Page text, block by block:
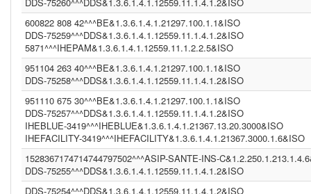
CPAGE (1.2.250.1.211.10.200.2)
NIST2010-3 (2.16.840.1.113883.3.72.5.9.3)
(2.16.840.1.113883.4.1)
DDS (1.3.6.1.4.1.12559.11.1.4.1.2)
CGOT (1.2.40.0.10.1.6.1.1.1.001.1.1.3.1)
CGEU (1.3.6.1.4.1.21367.2011.2.5.5597)
COR (1.3.6.1.4.1.21367.13.20.242)
IPK2 (1.3.6.1.4.1.21367.2005.13.20.2000)
1.3.6.1.4.1.21367.2011.2.5.5394 (1.3.6.1.4.1.21367.2011.2.5.5659)
COROLAR (1.3.6.1.4.1.21367.13.20.242)
(2.16.840.1.113883.13.230)
DDS (1.3.6.1.4.1.12559.11.1.4.1.2)
DDS (1.3.6.1.4.1.12559.11.1.4.2.4)
IHEBLUE2 (1.3.6.1.4.1.21367.13.20.3001)
SER (1.3.6.1.4.1.21367.2011.2.5.5563)
INFNITTG (1.3.6.1.4.1.21367.2005.13.20.3000)
600822 808 42^^^BE&1.3.6.1.4.1.21297.100.1.1&ISO
DDS-75259^^^DDS&1.3.6.1.4.1.12559.11.1.4.1.2&ISO
5871^^^IHEPAM&1.3.6.1.4.1.12559.11.1.2.2.5&ISO
951104 263 40^^^BE&1.3.6.1.4.1.21297.100.1.1&ISO
DDS-75258^^^DDS&1.3.6.1.4.1.12559.11.1.4.1.2&ISO
951110 675 30^^^BE&1.3.6.1.4.1.21297.100.1.1&ISO
DDS-75257^^^DDS&1.3.6.1.4.1.12559.11.1.4.1.2&ISO
IHEBLUE-3419^^^IHEBLUE&1.3.6.1.4.1.21367.13.20.3000&ISO
IHEFACILITY-3419^^^IHEFACILITY&1.3.6.1.4.1.21367.3000.1.6&ISO
1528367174714744797502^^^ASIP-SANTE-INS-
DDS-75255^^^DDS&1.3.6.1.4.1.12559.11.1.4.1.2&ISO
DDS-75254^^^DDS&1.3.6.1.4.1.12559.11.1.4.1.2&ISO